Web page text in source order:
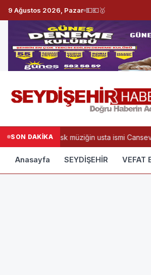
9 Ağustos 2026, Pazar 💵💶🥇
SON DAKİKAArabesk müziğin usta ismi
Anasayfa SEYDİŞEHİR VEFAT